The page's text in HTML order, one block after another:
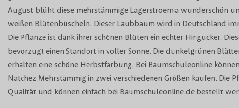
August blüht diese mehrstämmige Lagerstroemia wunderschön
weißen Blütenbüscheln. Dieser Laubbaum wird in Deutschland
Die Pflanze ist dank ihrer schönen Blüten ein echter Hingucker.
bevorzugt einen Standort in voller Sonne. Die dunkelgrünen
erhalten eine schöne Herbstfärbung. Bei Baumschuleonline
Natchez Mehrstämmig in zwei verschiedenen Größen kaufen. Die
Qualität und können einfach bei Baumschuleonline.de bestellt